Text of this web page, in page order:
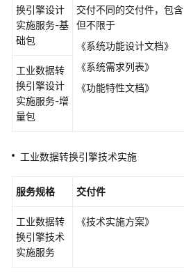
视
施
数
换引擎设计
实施服务-基
础包
交付不同的交付件，包含
但不限于
《系统功能设计文档》
《系统需求列表》
《功能特性文档》
工业数据转
换引擎设计
实施服务-增
量包
工业数据转换引擎技术实施
服务规格 交付件
工业数据转
换引擎技术
实施服务
《技术实施方案》